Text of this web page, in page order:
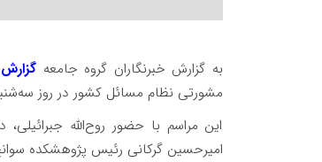
به گزارش خبرنگاران گروه جامعه
مشورتی نظام مسائل کشور در روز سه‌شنبه ۲۵ آذر ۱۴۰۴ در پژوهشکده سوانح طبیعی به طور رسمی آغاز به کار
این مراسم با حضور روح‌الله
امیرحسین گرکانی رئیس پژوهشکده